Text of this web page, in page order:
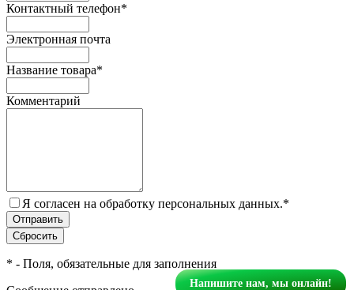
Контактный телефон*
Электронная почта
Название товара*
Комментарий
Я согласен на обработку персональных данных.*
* - Поля, обязательные для заполнения
Напишите нам, мы онлайн!